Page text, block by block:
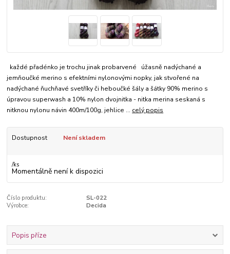
každé přadénko je trochu jinak probarvené úžasně nadýchané a
jemňoučké merino s efektními nylonovými nopky, jak stvořené na
nadýchané ňuchňavé svetříky či heboučké šály a šátky 90% merino s
úpravou superwash a 10% nylon dvojnitka - nitka merina seskaná s
nitknou nylonu návin 400m/100g, jehlice ... celý popis
Dostupnost Není skladem
/ks
Momentálně není k dispozici
Číslo produktu:
SL-022
Výrobce:
Decida
Popis příze